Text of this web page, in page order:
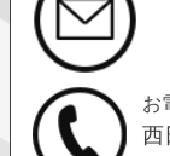
お
西